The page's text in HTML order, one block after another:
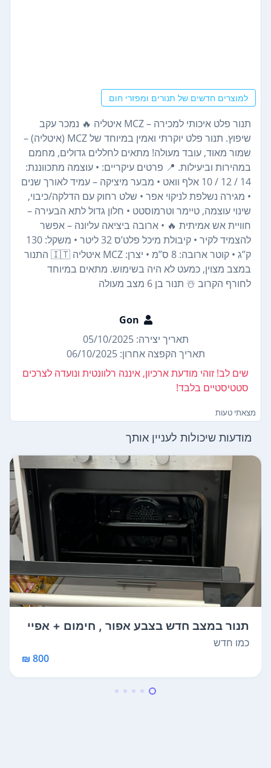
למוצרים חדשים של תנורים ומפזרי חום
תנור פלט איכותי למכירה – MCZ איטליה 🔥 נמכר עקב
שיפוץ. תנור פלט יוקרתי ואמין במיוחד של MCZ (איטליה) –
שמור מאוד, עובד מעולה! מתאים לחללים גדולים, מחמם
במהירות וביעילות. 📍 פרטים עיקריים: • עוצמה מתכווננת:
‎10 / 12 / 14 אלף וואט • מבער מיציקה – עמיד לאורך שנים
• מגירה נשלפת לניקוי אפר • שלט רחוק עם הדלקה/כיבוי,
שינוי עוצמה, טיימר וטרמוסטט • חלון גדול לתא הבעירה –
חוויית אש אמיתית 🔥 • ארובה ביציאה עליונה – אפשר
להצמיד לקיר • קיבולת מיכל פלט’ס 32 ליטר • משקל: 130
ק”ג • קוטר ארובה: 8 ס”מ • יצרן: MCZ איטליה 🇮🇹 התנור
במצב מצוין, כמעט לא היה בשימוש. מתאים במיוחד
לחורף הקרוב ☃️ תנור בן 6 מצב מעולה
Gon
תאריך יצירה: 05/10/2025
תאריך הקפצה אחרון: 06/10/2025
שים לב! זוהי מודעת ארכיון, איננה רלוונטית ונועדה לצרכים
סטטיסטיים בלבד!
מצאתי טעות
מודעות שיכולות לעניין אותך
תנור במצב חדש בצבע אפור , חימום + אפיי
ה ...
כמו חדש
800 ₪